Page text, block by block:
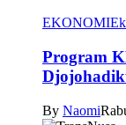
EKONOMI
Program
By Naomi